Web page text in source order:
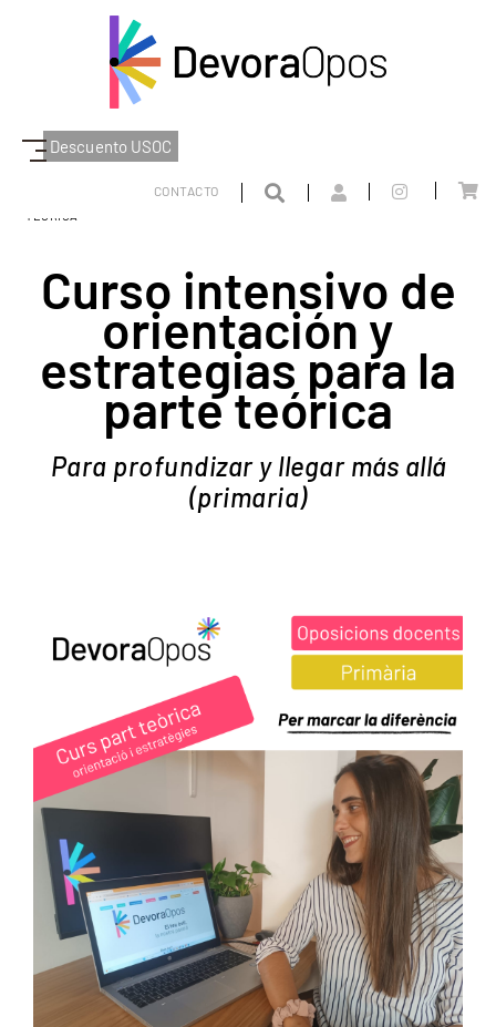
Descuento USOC
CONTACTO
COMUNIDAD VALENCIANA
PRIMARIA
CURSO INTENSIVO DE ORIENTACIÓN Y ESTRATEGIAS PARA LA PARTE
TEÓRICA
Curso intensivo de
orientación y
estrategias para la
parte teórica
Para profundizar y llegar más allá
(primaria)